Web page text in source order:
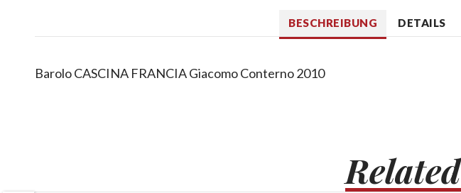
BESCHREIBUNG DETAILS
Barolo CASCINA FRANCIA Giacomo Conterno 2010
Related